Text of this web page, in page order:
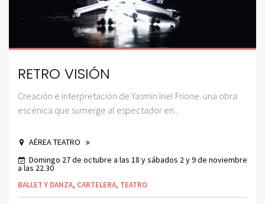
RETRO VISIÓN
Creación e interpretación de Yasmin Iriel Frione. una obra
escénica que sumerge al espectador en...
AÉREA TEATRO
Domingo 27 de octubre a las 18 y sábados 2 y 9 de noviembre
a las 22.30
BALLET Y DANZA, CARTELERA, TEATRO